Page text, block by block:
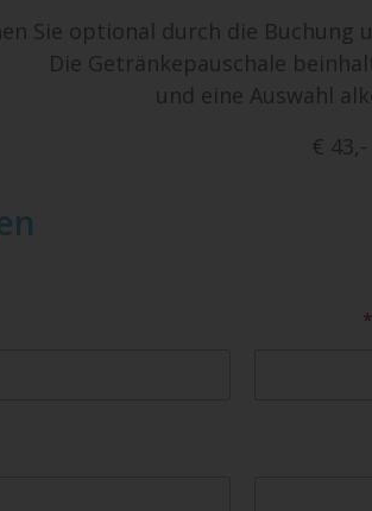
Sie optional durch die
Die Getränkepauschale
und eine Auswahl
€ 43,-
*